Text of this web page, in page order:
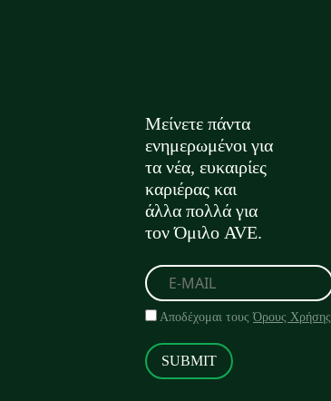
Μείνετε πάντα
ενημερωμένοι για
τα νέα, ευκαιρίες
καριέρας και
άλλα πολλά για
τον Όμιλο AVE.
Αποδέχομαι τουςΌρους Χρήσης
SUBMIT